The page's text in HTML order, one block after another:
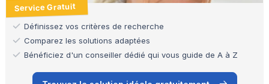
Service Gratuit
Définissez vos critères de recherche
Comparez les solutions adaptées
Bénéficiez d'un conseiller dédié qui vous guide de A à Z